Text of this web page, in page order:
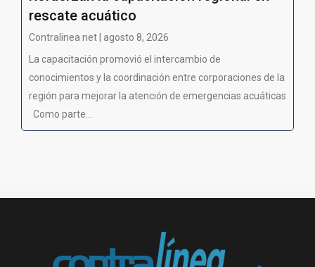
rescate acuático
Contralinea net | agosto 8, 2026
La capacitación promovió el intercambio de
conocimientos y la coordinación entre corporaciones de la
región para mejorar la atención de emergencias acuáticas
Como parte...